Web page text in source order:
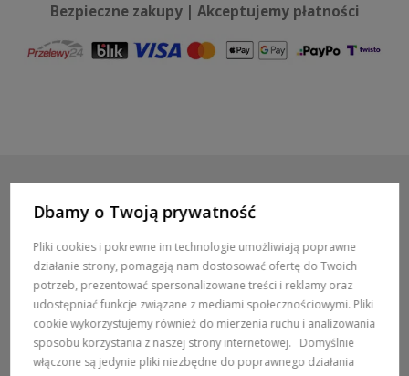
Bezpieczne zakupy | Akceptujemy płatności
MARKI
POPULARNE KATEGORIE
DOSTAWA:
Dbamy o Twoją prywatność
Pliki cookies i pokrewne im technologie umożliwiają poprawne
działanie strony, pomagają nam dostosować ofertę do Twoich
potrzeb, prezentować spersonalizowane treści i reklamy oraz
udostępniać funkcje związane z mediami społecznościowymi. Pliki
cookie wykorzystujemy również do mierzenia ruchu i analizowania
sposobu korzystania z naszej strony internetowej. Domyślnie
włączone są jedynie pliki niezbędne do poprawnego działania